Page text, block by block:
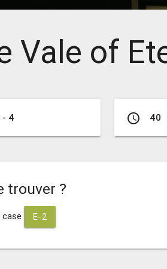
Vale of
- 4 access_time 40
trouver ?
case E-2